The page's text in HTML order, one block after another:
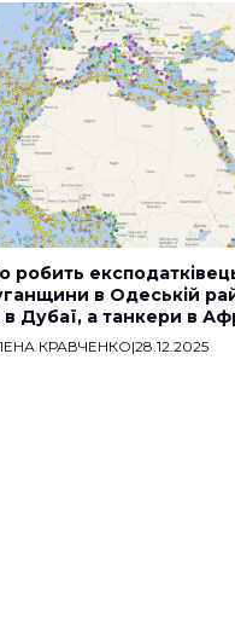
робить
в Одеській
в Дубаї, а танкери в
КРАВЧЕНКО|28.12.2025